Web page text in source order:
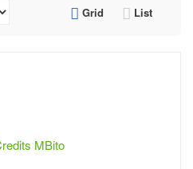
Grid List